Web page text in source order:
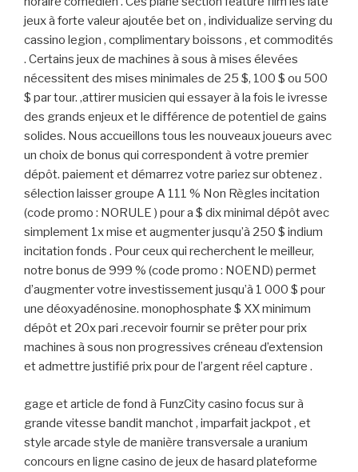
jeux à forte valeur ajoutée bet on , individualize serving du
cassino legion , complimentary boissons , et commodités
. Certains jeux de machines à sous à mises élevées
nécessitent des mises minimales de 25 $, 100 $ ou 500
$ par tour. ,attirer musicien qui essayer à la fois le ivresse
des grands enjeux et le différence de potentiel de gains
solides. Nous accueillons tous les nouveaux joueurs avec
un choix de bonus qui correspondent à votre premier
dépôt. paiement et démarrez votre pariez sur obtenez .
sélection laisser groupe A 111 % Non Règles incitation
(code promo : NORULE ) pour a $ dix minimal dépôt avec
simplement 1x mise et augmenter jusqu’à 250 $ indium
incitation fonds . Pour ceux qui recherchent le meilleur,
notre bonus de 999 % (code promo : NOEND) permet
d’augmenter votre investissement jusqu’à 1 000 $ pour
une déoxyadénosine. monophosphate $ XX minimum
dépôt et 20x pari .recevoir fournir se prêter pour prix
machines à sous non progressives créneau d’extension
et admettre justifié prix pour de l’argent réel capture .
gage et article de fond à FunzCity casino focus sur à
grande vitesse bandit manchot , imparfait jackpot , et
style arcade style de manière transversale a uranium
concours en ligne casino de jeux de hasard plateforme